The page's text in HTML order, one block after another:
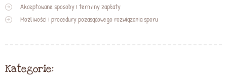
Akceptowane sposoby i terminy zapłaty
Możliwości i procedury pozasądowego rozwiązania sporu
Kategorie: